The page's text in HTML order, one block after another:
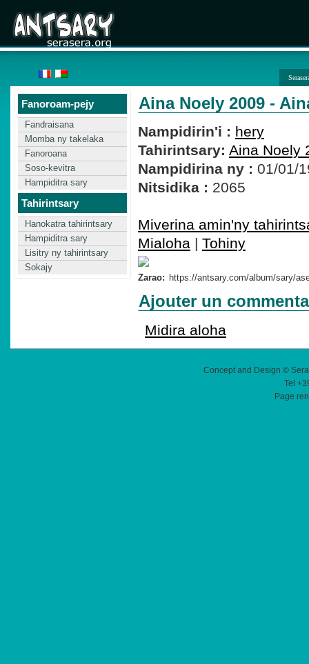
Fanoroam-pejy
Fandraisana
Momba ny takelaka
Fanoroana
Soso-kevitra
Hampiditra sary
Tahirintsary
Hanokatra tahirintsary
Hampiditra sary
Lisitry ny tahirintsary
Sokajy
Aina Noely 2009 -
Nampidirin'i : hery
Tahirintsary: Aina Noely
Nampidirina ny : 01/01/
Nitsidika : 2065
Miverina amin'ny
Mialoha | Tohiny
Zarao:
Ajouter un
Midira aloha
Concept and Design ©
Tel
Page